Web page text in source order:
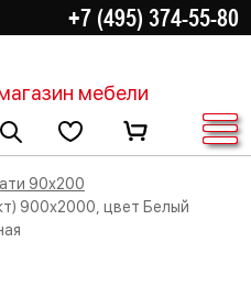
+7 (495) 374-55-80
мебели
90х200